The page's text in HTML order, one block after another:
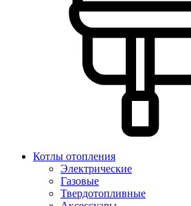
Котлы отопления
Электрические
Газовые
Твердотопливные